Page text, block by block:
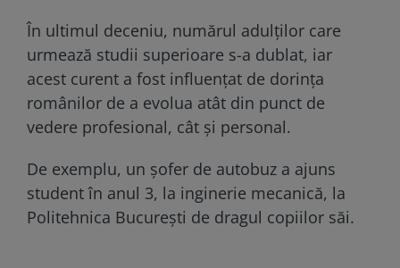
În ultimul deceniu, numărul adulţilor care
urmează studii superioare s-a dublat, iar
acest curent a fost influențat de dorința
românilor de a evolua atât din punct de
vedere profesional, cât și personal.
De exemplu, un şofer de autobuz a ajuns
student în anul 3, la inginerie mecanică, la
Politehnica Bucureşti de dragul copiilor săi.